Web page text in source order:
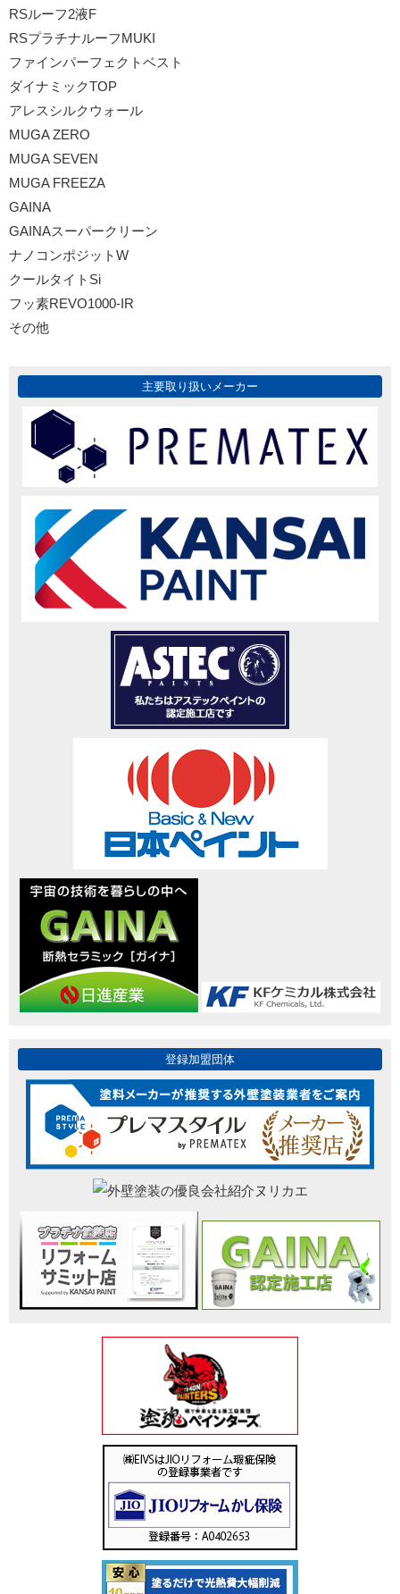
RSルーフ2液F
RSプラチナルーフMUKI
ファインパーフェクトベスト
ダイナミックTOP
アレスシルクウォール
MUGA ZERO
MUGA SEVEN
MUGA FREEZA
GAINA
GAINAスーパークリーン
ナノコンポジットW
クールタイトSi
フッ素REVO1000-IR
その他
主要取り扱いメーカー
登録加盟団体